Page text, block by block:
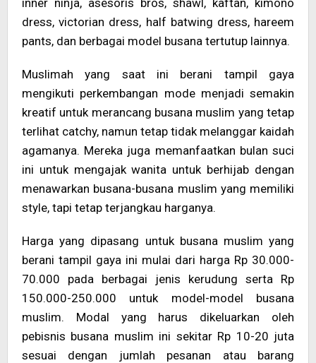
inner ninja, asesoris bros, shawl, kaftan, kimono
dress, victorian dress, half batwing dress, hareem
pants, dan berbagai model busana tertutup lainnya.
Muslimah yang saat ini berani tampil gaya
mengikuti perkembangan mode menjadi semakin
kreatif untuk merancang busana muslim yang tetap
terlihat catchy, namun tetap tidak melanggar kaidah
agamanya. Mereka juga memanfaatkan bulan suci
ini untuk mengajak wanita untuk berhijab dengan
menawarkan busana-busana muslim yang memiliki
style, tapi tetap terjangkau harganya.
Harga yang dipasang untuk busana muslim yang
berani tampil gaya ini mulai dari harga Rp 30.000-
70.000 pada berbagai jenis kerudung serta Rp
150.000-250.000 untuk model-model busana
muslim. Modal yang harus dikeluarkan oleh
pebisnis busana muslim ini sekitar Rp 10-20 juta
sesuai dengan jumlah pesanan atau barang